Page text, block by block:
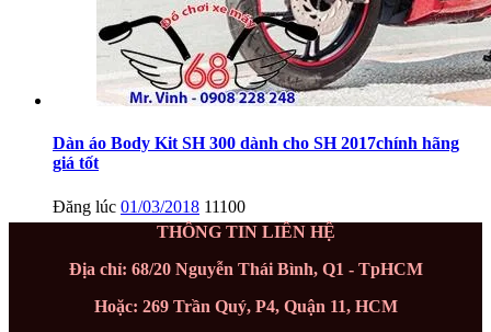
Dàn áo Body Kit SH 300 dành cho SH 2017chính hãng
giá tốt
Đăng lúc 01/03/2018 11100
THÔNG TIN LIÊN HỆ
Địa chỉ: 68/20 Nguyễn Thái Bình, Q1 - TpHCM
Hoặc: 269 Trần Quý, P4, Quận 11, HCM